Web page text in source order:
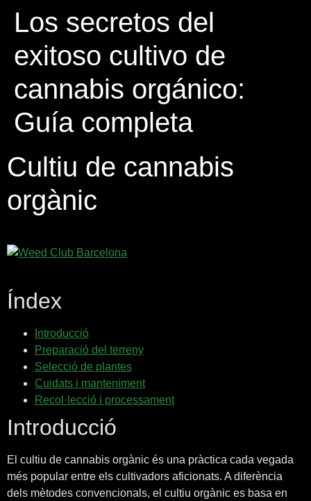
Los secretos del
exitoso cultivo de
cannabis orgánico:
Guía completa
Cultiu de cannabis
orgànic
Índex
Introducció
Preparació del terreny
Selecció de plantes
Cuidats i manteniment
Recol·lecció i processament
Introducció
El cultiu de cannabis orgànic és una pràctica cada vegada
més popular entre els cultivadors aficionats. A diferència
dels mètodes convencionals, el cultiu orgànic es basa en